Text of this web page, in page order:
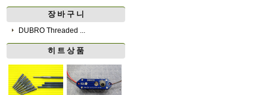
장 바 구 니
DUBRO Threaded ...
히 트 상 품